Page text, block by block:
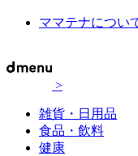
ママテナについ
>
雑貨・日用品
食品・飲料
健康